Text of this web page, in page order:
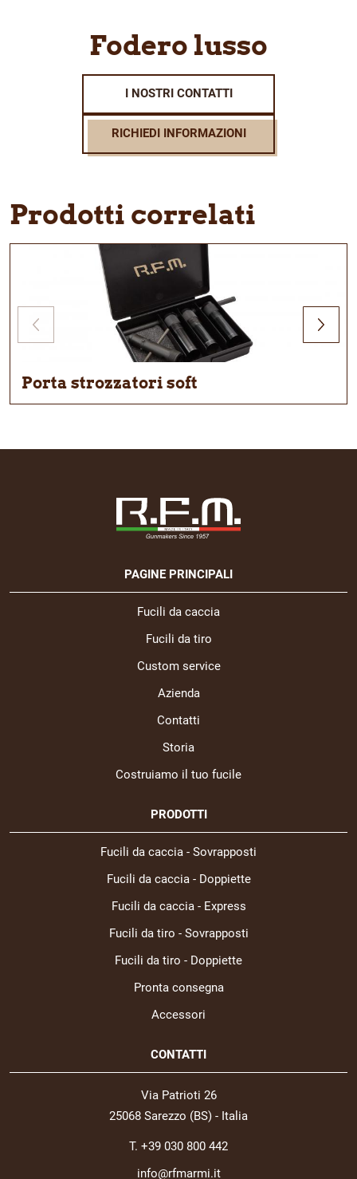
Fodero lusso
I NOSTRI CONTATTI
RICHIEDI INFORMAZIONI
Prodotti correlati
Porta strozzatori soft
PAGINE PRINCIPALI
Fucili da caccia
Fucili da tiro
Custom service
Azienda
Contatti
Storia
Costruiamo il tuo fucile
PRODOTTI
Fucili da caccia - Sovrapposti
Fucili da caccia - Doppiette
Fucili da caccia - Express
Fucili da tiro - Sovrapposti
Fucili da tiro - Doppiette
Pronta consegna
Accessori
CONTATTI
Via Patrioti 26
25068 Sarezzo (BS) - Italia
T. +39 030 800 442
info@rfmarmi.it